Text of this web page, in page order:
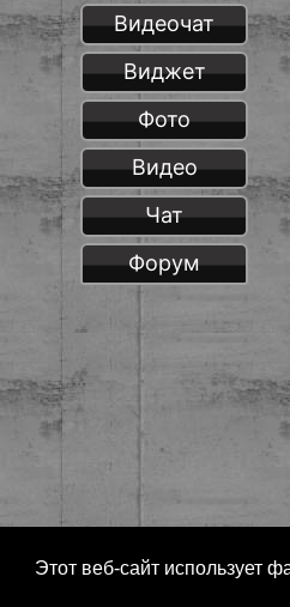
Этот веб-сайт использует
Видеочат
Виджет
Фото
Видео
Чат
Форум